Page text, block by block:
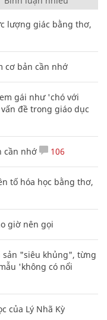
lượng giác bằng thơ,
cơ bản cần nhớ
gái như 'chó với
đề trong giáo dục
cần nhớ 106
tố hóa học bằng thơ,
giờ nên gọi
sản "siêu khủng", từng
'không có nổi
của Lý Nhã Kỳ